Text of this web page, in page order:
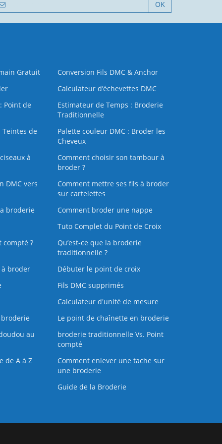
OK
Gratuit
Conversion Fils DMC & Anchor
Calculateur d’échevettes DMC
Point de
Estimateur de Temps : Broderie
Traditionnelle
Teintes de
Palette couleur DMC : Broder les
Cheveux
à
Comment choisir son tambour à
broder ?
DMC vers
Comment mettre ses fils à broder
sur cartelettes
broderie
Comment broder une nappe
Tuto Complet du Point de Croix
compté ?
Qu’est-ce que la broderie
traditionnelle ?
broder
Débuter le point de croix
Fils DMC supprimés
Calculateur d'unité de mesure
Le point de chaînette en broderie
au
broderie traditionnelle Vs. Point
compté
de A à Z
Comment enlever une tache sur
une broderie
Guide de la Broderie